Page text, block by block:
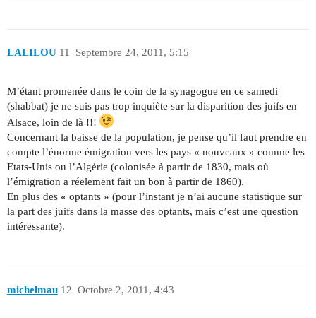
LALILOU Septembre 24, 2011, 5:15
11
M’étant promenée dans le coin de la synagogue en ce samedi
(shabbat) je ne suis pas trop inquiète sur la disparition des juifs en
Alsace, loin de là !!!
Concernant la baisse de la population, je pense qu’il faut prendre en
compte l’énorme émigration vers les pays « nouveaux » comme les
Etats-Unis ou l’Algérie (colonisée à partir de 1830, mais où
l’émigration a réelement fait un bon à partir de 1860).
En plus des « optants » (pour l’instant je n’ai aucune statistique sur
la part des juifs dans la masse des optants, mais c’est une question
intéressante).
michelmau Octobre 2, 2011, 4:43
12